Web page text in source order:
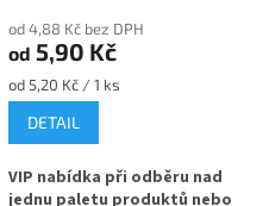
od 4,88 Kč bez DPH
od 5,90 Kč
Měrná
cena:
od 5,20 Kč / 1 ks
DETAIL
VIP nabídka při odběru nad
jednu paletu produktů nebo